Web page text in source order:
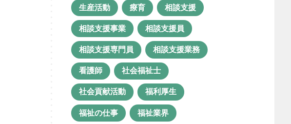
夫婦で勤務 子ども
子どもの成長 安定
実習 年間行事 支援制度
支援級 放課後等デイサービス
新卒 新棟
日中サービス支援型
生産活動 療育 相談支援
相談支援事業 相談支援員
相談支援専門員 相談支援業務
看護師 社会福祉士
社会貢献活動 福利厚生
福祉の仕事 福祉業界